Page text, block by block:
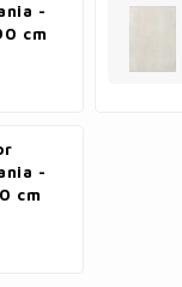
-
cm
-
cm